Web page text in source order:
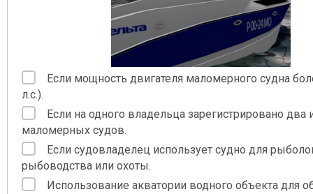
Если мощность двигателя маломерного судна
л.с.).
Если на одного владельца зарегистрировано два
маломерных судов.
Если судовладелец использует судно для
рыбоводства или охоты.
Использование акватории водного объекта для